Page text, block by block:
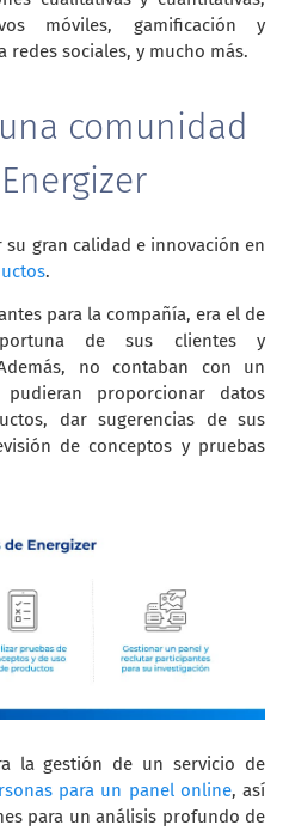
móviles, gamificación y
redes sociales, y mucho más.
comunidad
gran calidad e innovación en
.
para la compañía, era el de
de sus clientes y
no contaban con un
proporcionar datos
dar sugerencias de sus
de conceptos y pruebas
la gestión de un servicio de
para un panel online, así
para un análisis profundo de